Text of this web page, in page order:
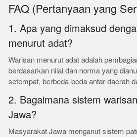
FAQ (Pertanyaan yang
1. Apa yang dimaksud
menurut adat?
Warisan menurut adat adalah
berdasarkan nilai dan norma yang
setempat, berbeda-beda antar daerah
2. Bagaimana sistem
Jawa?
Masyarakat Jawa menganut sistem